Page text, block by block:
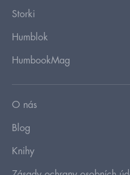
Storki
Humblok
HumbookMag
O nás
Blog
Knihy